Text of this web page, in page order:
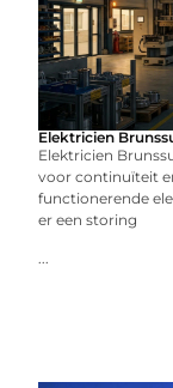
Elektricien
Elektricien
voor continuïteit
functionerende
er een storing
...